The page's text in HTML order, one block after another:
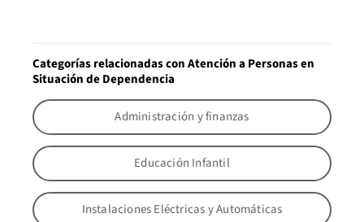
Categorías relacionadas con Atención a Personas en
Situación de Dependencia
Administración y finanzas
Educación Infantil
Instalaciones Eléctricas y Automáticas